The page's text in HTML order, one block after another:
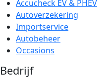
Accucheck EV & PHEV
Autoverzekering
Importservice
Autobeheer
Occasions
Bedrijf